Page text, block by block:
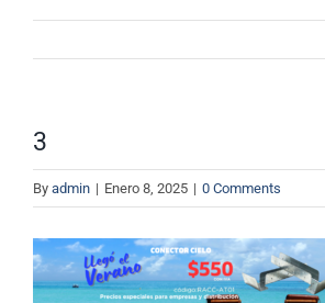
Contacto
3
By admin | Enero 8, 2025 | 0 Comments